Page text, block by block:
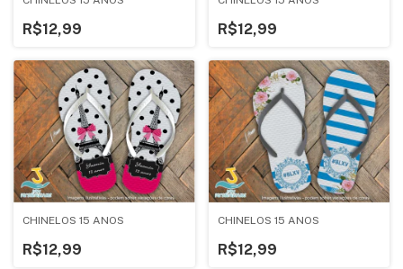
R$12,99 R$12,99
CHINELOS 15 ANOS
R$12,99
CHINELOS 15 ANOS
R$12,99